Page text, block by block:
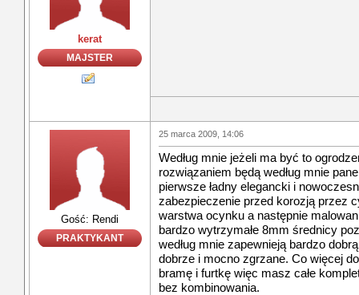
kerat
MAJSTER
Gość: Rendi
PRAKTYKANT
25 marca 2009, 14:06
Według mnie jeżeli ma być to
rozwiązaniem będą według mnie
pierwsze ładny elegancki i
zabezpieczenie przed korozją przez
warstwa ocynku a następnie
bardzo wytrzymałe 8mm średnicy
według mnie zapewnieją bardzo
dobrze i mocno zgrzane. Co więcej
bramę i furtkę więc masz całe
bez kombinowania.